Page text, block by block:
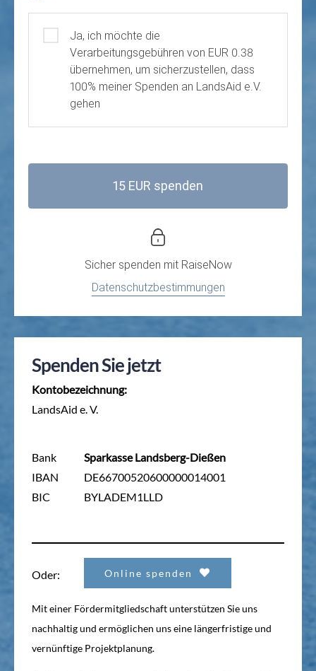
Ja, ich möchte die
Verarbeitungsgebühren von EUR 0.38
übernehmen, um sicherzustellen, dass
100% meiner Spenden an LandsAid e.V.
gehen
15 EUR spenden
Sicher spenden mit RaiseNow
Datenschutzbestimmungen
Spenden Sie jetzt
Kontobezeichnung:
LandsAid e. V.
Bank
IBAN
BIC
Sparkasse Landsberg-Dießen
DE66700520600000014001
BYLADEM1LLD
Oder: Online spenden
Mit einer Fördermitgliedschaft unterstützen Sie uns
nachhaltig und ermöglichen uns eine längerfristige und
vernünftige Projektplanung.